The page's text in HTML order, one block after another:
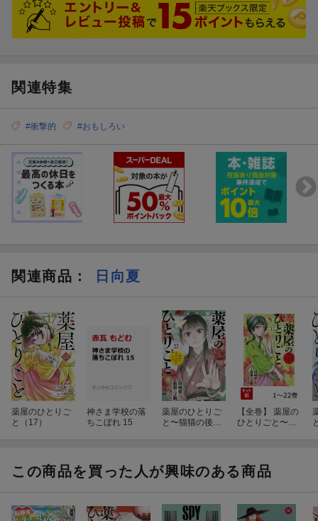
いいところで 第９巻が終わってしまうなんて…。
これはもう 第10巻を読むしかないですよね。
関連特集
#衝撃的 #おもしろい
関連商品 ： 日向夏
薬屋のひとりご
と（17）
神さま学校の落
ちこぼれ 15
薬屋のひとりご
と〜猫猫の後宮
【全巻】 薬屋の
ひとりごと〜猫
この商品を買った人が興味のある商品